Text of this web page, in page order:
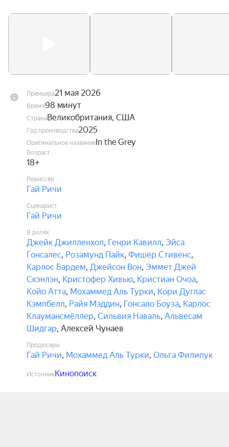
внезапно ситуация выходит из-под контроля.
Премьера21 мая 2026
Время98 минут
СтранаВеликобритания, США
Год производства2025
Оригинальное названиеIn the Grey
Возраст
18+
Режиссёр
Гай Ричи
Сценарист
Гай Ричи
В ролях
Джейк Джилленхол, Генри Кавилл, Эйса
Гонсалес, Розамунд Пайк, Фишер Стивенс,
Карлос Бардем, Джейсон Вон, Эммет Джей
Скэнлэн, Кристофер Хивью, Кристиан Очоа,
Койо Атта, Мохаммед Аль Турки, Кори Дуглас
Кэмпбелл, Райя Мэддин, Гонсало Боуза, Карлос
Клаумансмёллер, Сильвия Наваль, Альвесам
Шидгар, Алексей Чунаев
Продюсеры
Гай Ричи, Мохаммед Аль Турки, Ольга Филипук
ИсточникКинопоиск